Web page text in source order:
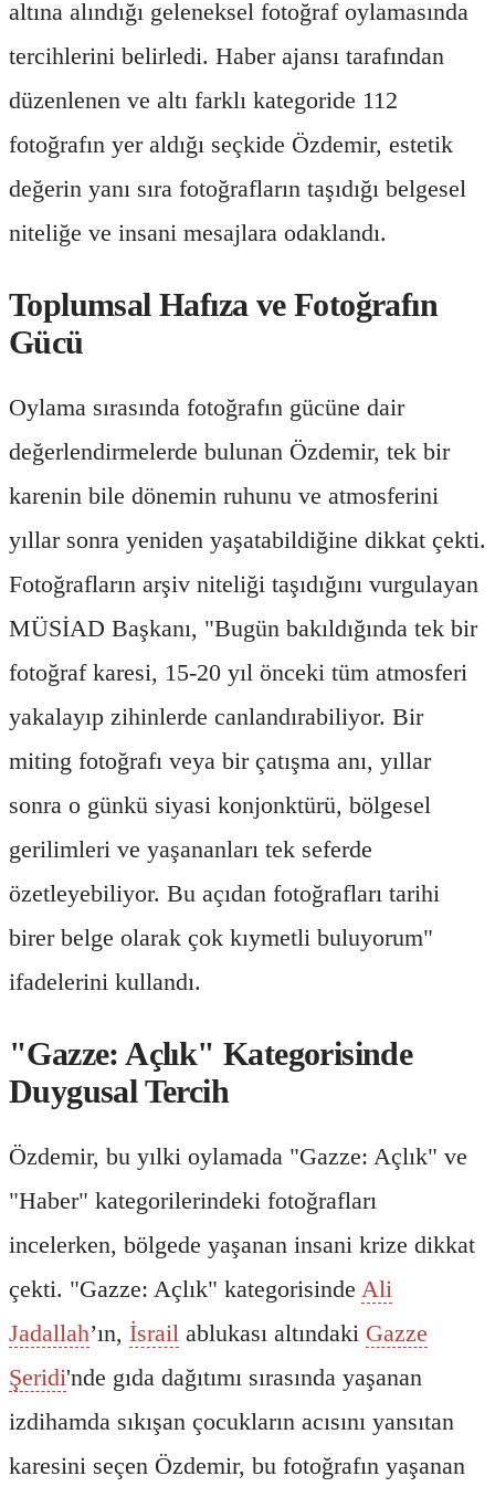
altına alındığı geleneksel fotoğraf oylamasında
tercihlerini belirledi. Haber ajansı tarafından
düzenlenen ve altı farklı kategoride 112
fotoğrafın yer aldığı seçkide Özdemir, estetik
değerin yanı sıra fotoğrafların taşıdığı belgesel
niteliğe ve insani mesajlara odaklandı.
Toplumsal Hafıza ve Fotoğrafın
Gücü
Oylama sırasında fotoğrafın gücüne dair
değerlendirmelerde bulunan Özdemir, tek bir
karenin bile dönemin ruhunu ve atmosferini
yıllar sonra yeniden yaşatabildiğine dikkat çekti.
Fotoğrafların arşiv niteliği taşıdığını vurgulayan
MÜSİAD Başkanı, "Bugün bakıldığında tek bir
fotoğraf karesi, 15-20 yıl önceki tüm atmosferi
yakalayıp zihinlerde canlandırabiliyor. Bir
miting fotoğrafı veya bir çatışma anı, yıllar
sonra o günkü siyasi konjonktürü, bölgesel
gerilimleri ve yaşananları tek seferde
özetleyebiliyor. Bu açıdan fotoğrafları tarihi
birer belge olarak çok kıymetli buluyorum"
ifadelerini kullandı.
"Gazze: Açlık" Kategorisinde
Duygusal Tercih
Özdemir, bu yılki oylamada "Gazze: Açlık" ve
"Haber" kategorilerindeki fotoğrafları
incelerken, bölgede yaşanan insani krize dikkat
çekti. "Gazze: Açlık" kategorisinde Ali
Jadallah’ın, İsrail ablukası altındaki Gazze
Şeridi'nde gıda dağıtımı sırasında yaşanan
izdihamda sıkışan çocukların acısını yansıtan
karesini seçen Özdemir, bu fotoğrafın yaşanan